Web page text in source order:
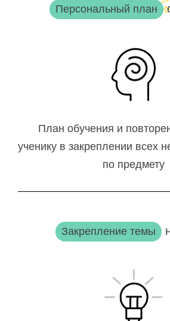
Персональный план
План обучения и
ученику в закреплении всех
по предмету
Закрепление темы